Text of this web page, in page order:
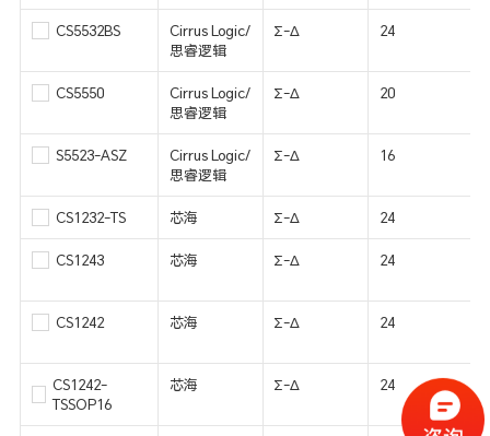
CS5532BS
Cirrus Logic/
思睿逻辑
Σ-Δ 24
CS5550
Cirrus Logic/
思睿逻辑
Σ-Δ 20
S5523-ASZ
Cirrus Logic/
思睿逻辑
Σ-Δ 16
CS1232-TS 芯海 Σ-Δ 24
CS1243 芯海 Σ-Δ 24
CS1242 芯海 Σ-Δ 24
CS1242-
TSSOP16
芯海 Σ-Δ 24